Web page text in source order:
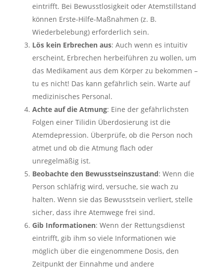
eintrifft. Bei Bewusstlosigkeit oder Atemstillstand
können Erste-Hilfe-Maßnahmen (z. B.
Wiederbelebung) erforderlich sein.
Lös kein Erbrechen aus: Auch wenn es intuitiv
erscheint, Erbrechen herbeiführen zu wollen, um
das Medikament aus dem Körper zu bekommen –
tu es nicht! Das kann gefährlich sein. Warte auf
medizinisches Personal.
Achte auf die Atmung: Eine der gefährlichsten
Folgen einer Tilidin Überdosierung ist die
Atemdepression. Überprüfe, ob die Person noch
atmet und ob die Atmung flach oder
unregelmäßig ist.
Beobachte den Bewusstseinszustand: Wenn die
Person schläfrig wird, versuche, sie wach zu
halten. Wenn sie das Bewusstsein verliert, stelle
sicher, dass ihre Atemwege frei sind.
Gib Informationen: Wenn der Rettungsdienst
eintrifft, gib ihm so viele Informationen wie
möglich über die eingenommene Dosis, den
Zeitpunkt der Einnahme und andere